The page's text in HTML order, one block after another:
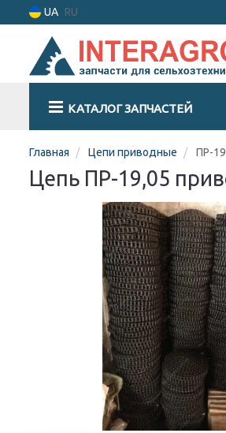
UA RU
КАТАЛОГ ЗАПЧАСТЕЙ
Главная Цепи приводные ПР-
Цепь ПР-19,05